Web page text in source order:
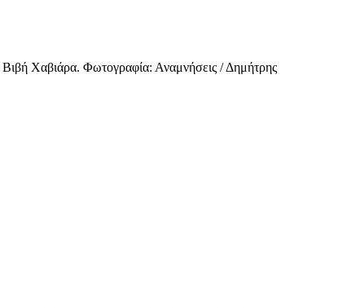
Βιβή Χαβιάρα. Φωτογραφία: Αναμνήσεις / Δημήτρης